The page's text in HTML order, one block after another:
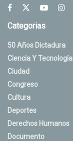
Categorias
50 Años Dictadura
Ciencia Y Tecnología
Ciudad
Congreso
Cultura
Deportes
Derechos Humanos
Documento